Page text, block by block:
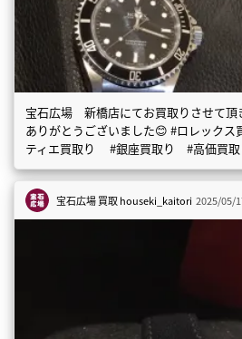
宝石広場 新橋店にてお買取りさせて
ありがとうございました😊 #ロレック
ティエ買取り #銀座買取り #高価買取
宝石広場 買取houseki_kaitori 2025/05/